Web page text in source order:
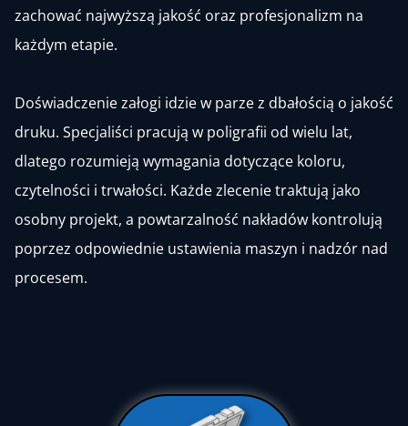
zachować najwyższą jakość oraz profesjonalizm na
każdym etapie.
Doświadczenie załogi idzie w parze z dbałością o jakość
druku. Specjaliści pracują w poligrafii od wielu lat,
dlatego rozumieją wymagania dotyczące koloru,
czytelności i trwałości. Każde zlecenie traktują jako
osobny projekt, a powtarzalność nakładów kontrolują
poprzez odpowiednie ustawienia maszyn i nadzór nad
procesem.